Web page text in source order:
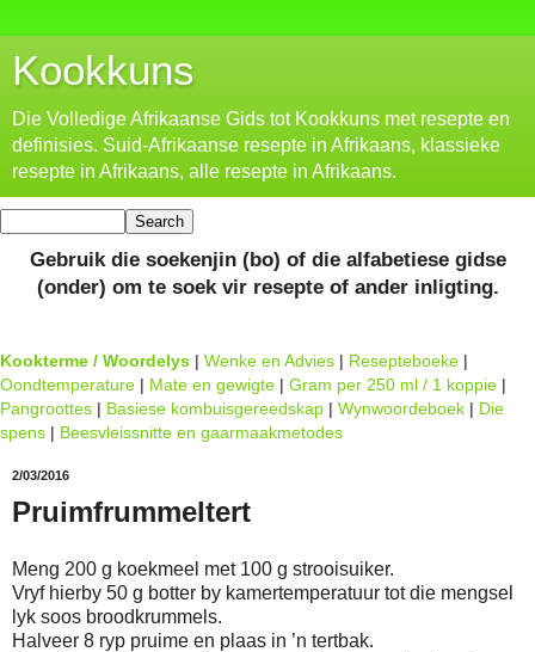
Kookkuns
Die Volledige Afrikaanse Gids tot Kookkuns met resepte en
definisies. Suid-Afrikaanse resepte in Afrikaans, klassieke
resepte in Afrikaans, alle resepte in Afrikaans.
Gebruik die soekenjin (bo) of die alfabetiese gidse
(onder) om te soek vir resepte of ander inligting.
Kookterme / Woordelys | Wenke en Advies | Resepteboeke |
Oondtemperature | Mate en gewigte | Gram per 250 ml / 1 koppie |
Pangroottes | Basiese kombuisgereedskap | Wynwoordeboek | Die
spens | Beesvleissnitte en gaarmaakmetodes
2/03/2016
Pruimfrummeltert
Meng 200 g koekmeel met 100 g strooisuiker.
Vryf hierby 50 g botter by kamertemperatuur tot die mengsel
lyk soos broodkrummels.
Halveer 8 ryp pruime en plaas in ’n tertbak.